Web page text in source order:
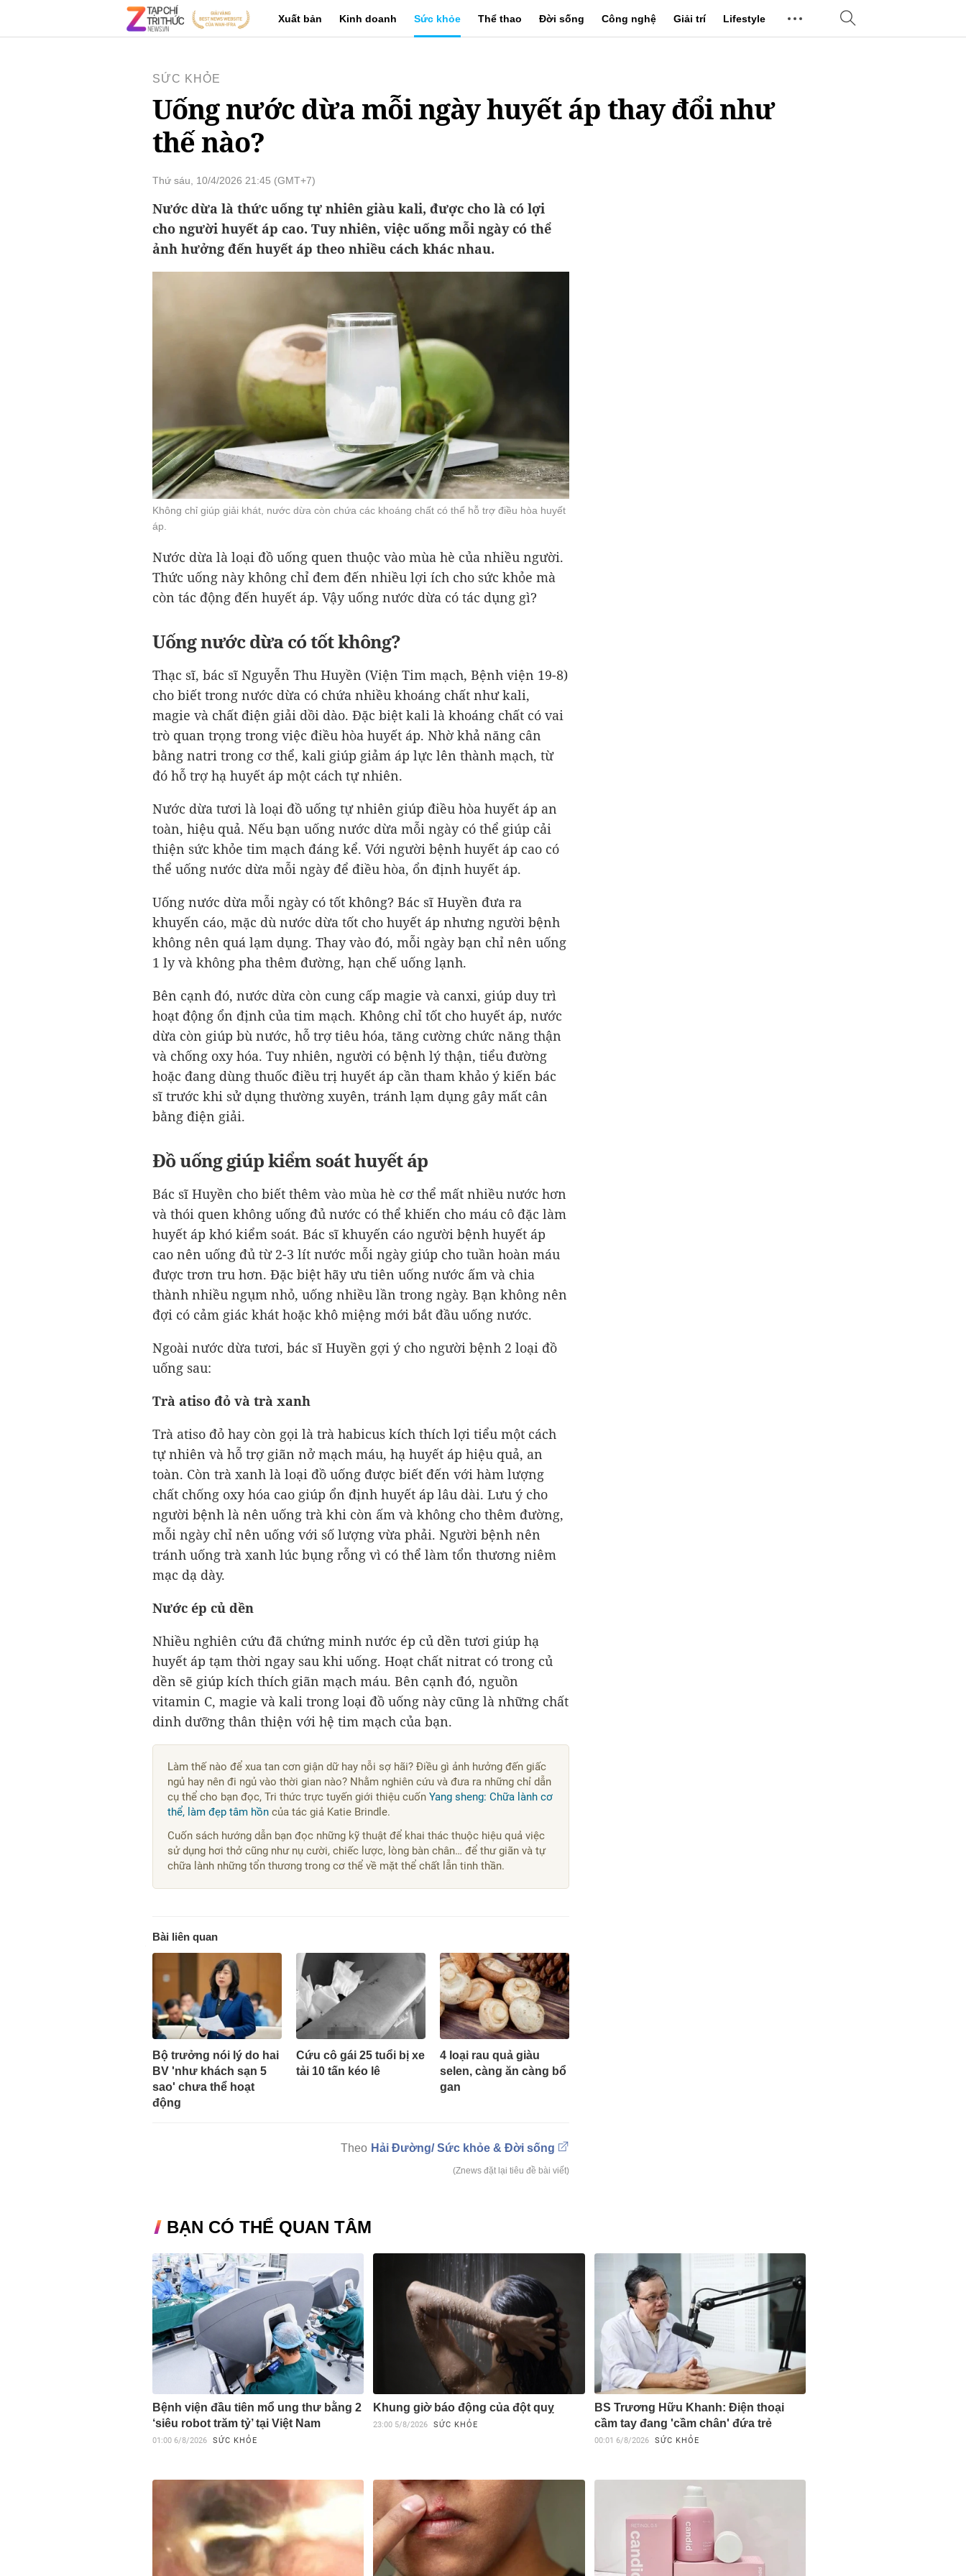
Xuất bản Kinh doanh Sức khỏe Thể thao Đời sống Công nghệ Giải trí Lifestyle
SỨC KHỎE
Uống nước dừa mỗi ngày huyết áp thay đổi như
thế nào?
Thứ sáu, 10/4/2026 21:45 (GMT+7)
Nước dừa là thức uống tự nhiên giàu kali, được cho là có lợi
cho người huyết áp cao. Tuy nhiên, việc uống mỗi ngày có thể
ảnh hưởng đến huyết áp theo nhiều cách khác nhau.
Không chỉ giúp giải khát, nước dừa còn chứa các khoáng chất có thể hỗ trợ điều hòa huyết
áp.
Nước dừa là loại đồ uống quen thuộc vào mùa hè của nhiều người.
Thức uống này không chỉ đem đến nhiều lợi ích cho sức khỏe mà
còn tác động đến huyết áp. Vậy uống nước dừa có tác dụng gì?
Uống nước dừa có tốt không?
Thạc sĩ, bác sĩ Nguyễn Thu Huyền (Viện Tim mạch, Bệnh viện 19-8)
cho biết trong nước dừa có chứa nhiều khoáng chất như kali,
magie và chất điện giải dồi dào. Đặc biệt kali là khoáng chất có vai
trò quan trọng trong việc điều hòa huyết áp. Nhờ khả năng cân
bằng natri trong cơ thể, kali giúp giảm áp lực lên thành mạch, từ
đó hỗ trợ hạ huyết áp một cách tự nhiên.
Nước dừa tươi là loại đồ uống tự nhiên giúp điều hòa huyết áp an
toàn, hiệu quả. Nếu bạn uống nước dừa mỗi ngày có thể giúp cải
thiện sức khỏe tim mạch đáng kể. Với người bệnh huyết áp cao có
thể uống nước dừa mỗi ngày để điều hòa, ổn định huyết áp.
Uống nước dừa mỗi ngày có tốt không? Bác sĩ Huyền đưa ra
khuyến cáo, mặc dù nước dừa tốt cho huyết áp nhưng người bệnh
không nên quá lạm dụng. Thay vào đó, mỗi ngày bạn chỉ nên uống
1 ly và không pha thêm đường, hạn chế uống lạnh.
Bên cạnh đó, nước dừa còn cung cấp magie và canxi, giúp duy trì
hoạt động ổn định của tim mạch. Không chỉ tốt cho huyết áp, nước
dừa còn giúp bù nước, hỗ trợ tiêu hóa, tăng cường chức năng thận
và chống oxy hóa. Tuy nhiên, người có bệnh lý thận, tiểu đường
hoặc đang dùng thuốc điều trị huyết áp cần tham khảo ý kiến bác
sĩ trước khi sử dụng thường xuyên, tránh lạm dụng gây mất cân
bằng điện giải.
Đồ uống giúp kiểm soát huyết áp
Bác sĩ Huyền cho biết thêm vào mùa hè cơ thể mất nhiều nước hơn
và thói quen không uống đủ nước có thể khiến cho máu cô đặc làm
huyết áp khó kiểm soát. Bác sĩ khuyến cáo người bệnh huyết áp
cao nên uống đủ từ 2-3 lít nước mỗi ngày giúp cho tuần hoàn máu
được trơn tru hơn. Đặc biệt hãy ưu tiên uống nước ấm và chia
thành nhiều ngụm nhỏ, uống nhiều lần trong ngày. Bạn không nên
đợi có cảm giác khát hoặc khô miệng mới bắt đầu uống nước.
Ngoài nước dừa tươi, bác sĩ Huyền gợi ý cho người bệnh 2 loại đồ
uống sau:
Trà atiso đỏ và trà xanh
Trà atiso đỏ hay còn gọi là trà habicus kích thích lợi tiểu một cách
tự nhiên và hỗ trợ giãn nở mạch máu, hạ huyết áp hiệu quả, an
toàn. Còn trà xanh là loại đồ uống được biết đến với hàm lượng
chất chống oxy hóa cao giúp ổn định huyết áp lâu dài. Lưu ý cho
người bệnh là nên uống trà khi còn ấm và không cho thêm đường,
mỗi ngày chỉ nên uống với số lượng vừa phải. Người bệnh nên
tránh uống trà xanh lúc bụng rỗng vì có thể làm tổn thương niêm
mạc dạ dày.
Nước ép củ dền
Nhiều nghiên cứu đã chứng minh nước ép củ dền tươi giúp hạ
huyết áp tạm thời ngay sau khi uống. Hoạt chất nitrat có trong củ
dền sẽ giúp kích thích giãn mạch máu. Bên cạnh đó, nguồn
vitamin C, magie và kali trong loại đồ uống này cũng là những chất
dinh dưỡng thân thiện với hệ tim mạch của bạn.
Làm thế nào để xua tan cơn giận dữ hay nỗi sợ hãi? Điều gì ảnh hưởng đến giấc
ngủ hay nên đi ngủ vào thời gian nào? Nhằm nghiên cứu và đưa ra những chỉ dẫn
cụ thể cho bạn đọc, Tri thức trực tuyến giới thiệu cuốn Yang sheng: Chữa lành cơ
thể, làm đẹp tâm hồn của tác giả Katie Brindle.
Cuốn sách hướng dẫn bạn đọc những kỹ thuật để khai thác thuộc hiệu quả việc
sử dụng hơi thở cũng như nụ cười, chiếc lược, lòng bàn chân… để thư giãn và tự
chữa lành những tổn thương trong cơ thể về mặt thể chất lẫn tinh thần.
Bài liên quan
Bộ trưởng nói lý do hai
BV 'như khách sạn 5
sao' chưa thể hoạt
động
Cứu cô gái 25 tuổi bị xe
tải 10 tấn kéo lê
4 loại rau quả giàu
selen, càng ăn càng bổ
gan
Hải Đường/ Sức khỏe & Đời sống
(Znews đặt lại tiêu đề bài viết)
BẠN CÓ THỂ QUAN TÂM
Bệnh viện đầu tiên mổ ung thư bằng 2
‘siêu robot trăm tỷ’ tại Việt Nam
01:00 6/8/2026 SỨC KHỎE
Khung giờ báo động của đột quỵ
23:00 5/8/2026 SỨC KHỎE
BS Trương Hữu Khanh: Điện thoại
cầm tay đang 'cầm chân' đứa trẻ
00:01 6/8/2026 SỨC KHỎE